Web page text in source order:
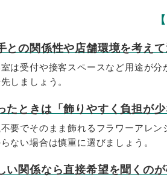
との関係性や店舗環境を考え
は受付や接客スペースなど用途が
しましょう。
たときは「飾りやすく負担が
要でそのまま飾れるフラワーアレ
ない場合は慎重に選びましょう。
い関係なら直接希望を聞くの